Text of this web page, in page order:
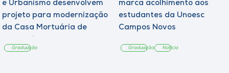
e Urbanismo desenvolvem
projeto para modernização
da Casa Mortuária de
Graduação
marca acolhimento aos
estudantes da Unoesc
Campos Novos
Graduação Notícia